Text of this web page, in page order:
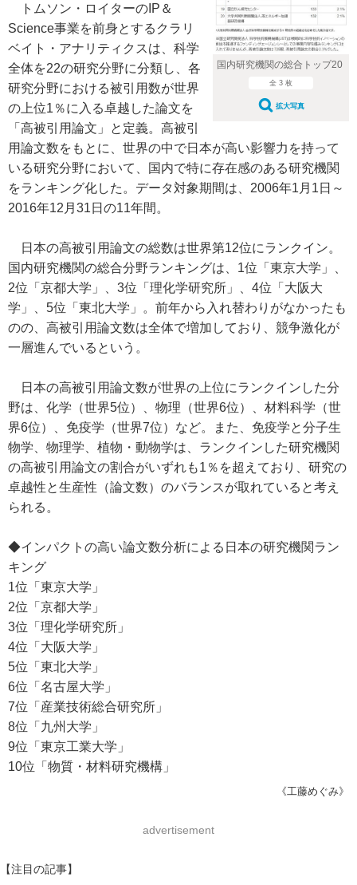
国内研究機関の総合トップ20
全 3 枚
拡大写真
トムソン・ロイターのIP＆
Science事業を前身とするクラリ
ベイト・アナリティクスは、科学
全体を22の研究分野に分類し、各
研究分野における被引用数が世界
の上位1％に入る卓越した論文を
「高被引用論文」と定義。高被引
用論文数をもとに、世界の中で日本が高い影響力を持って
いる研究分野において、国内で特に存在感のある研究機関
をランキング化した。データ対象期間は、2006年1月1日～
2016年12月31日の11年間。
日本の高被引用論文の総数は世界第12位にランクイン。
国内研究機関の総合分野ランキングは、1位「東京大学」、
2位「京都大学」、3位「理化学研究所」、4位「大阪大
学」、5位「東北大学」。前年から入れ替わりがなかったも
のの、高被引用論文数は全体で増加しており、競争激化が
一層進んでいるという。
日本の高被引用論文数が世界の上位にランクインした分
野は、化学（世界5位）、物理（世界6位）、材料科学（世
界6位）、免疫学（世界7位）など。また、免疫学と分子生
物学、物理学、植物・動物学は、ランクインした研究機関
の高被引用論文の割合がいずれも1％を超えており、研究の
卓越性と生産性（論文数）のバランスが取れていると考え
られる。
◆インパクトの高い論文数分析による日本の研究機関ラン
キング
1位「東京大学」
2位「京都大学」
3位「理化学研究所」
4位「大阪大学」
5位「東北大学」
6位「名古屋大学」
7位「産業技術総合研究所」
8位「九州大学」
9位「東京工業大学」
10位「物質・材料研究機構」
《工藤めぐみ》
advertisement
【注目の記事】